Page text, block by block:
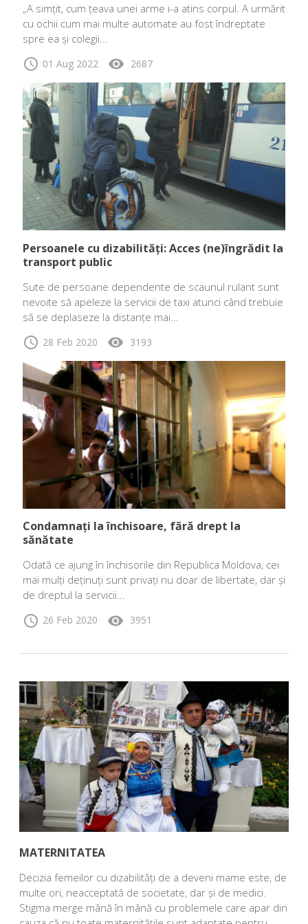
„A simțit, cum țeava unei arme i-a atins corpul. A urmărit
cu ochii cum mai multe automate au fost îndreptate
spre ea și colegii...
schedule 01 Aug 2022 visibility 2687
Persoanele cu dizabilități: Acces (ne)îngrădit la
transport public
Sute de persoane dependente de scaunul rulant sunt
nevoite să apeleze la servicii de taxi atunci când trebuie
să se deplaseze la distanțe mai...
schedule 28 Feb 2020 visibility 3193
Condamnați la închisoare, fără drept la
sănătate
Odată ce ajung în închisorile din Republica Moldova, cei
mai mulți deținuți sunt privați nu doar de libertate, dar și
de dreptul la servicii...
schedule 26 Feb 2020 visibility 3951
MATERNITATEA
Decizia femeilor cu dizabilități de a deveni mame este, de
multe ori, neacceptată de societate, dar și de medici.
Stigma merge mână în mână cu problemele care apar din